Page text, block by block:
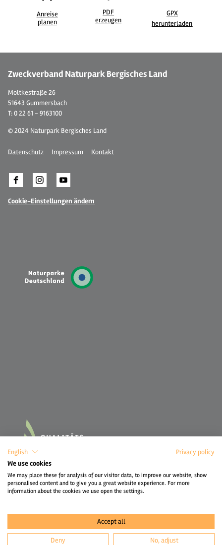
| Maren Pussak / Das Bergische
Anreise
planen
PDF
erzeugen
GPX
herunterladen
Zweckverband Naturpark Bergisches Land
Moltkestraße 26
51643 Gummersbach
T: 0 22 61 - 9163100
© 2024 Naturpark Bergisches Land
Datenschutz Impressum Kontakt
Cookie-Einstellungen ändern
English
Privacy policy
We use cookies
We may place these for analysis of our visitor data, to improve our website, show
personalised content and to give you a great website experience. For more
information about the cookies we use open the settings.
Accept all
Deny No, adjust